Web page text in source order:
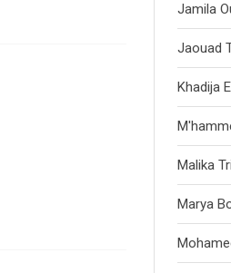
Jamila
Jaouad
Khadija
Malika
Marya